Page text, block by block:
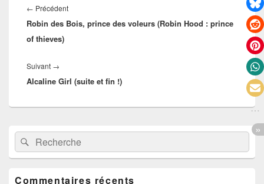
de
l’article
← PrécédentArticle
précédent :
Robin des Bois, prince des voleurs (Robin Hood : prince
of thieves)
Suivant →
suivant :
Alcaline Girl (suite et fin !)
Zone
principale
de
widget
Recherche :Rechercher
Commentaires récents